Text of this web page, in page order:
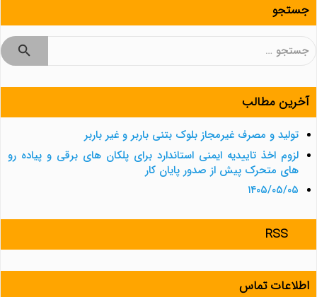
جستجو
جستجو
آخرین مطالب
تولید و مصرف غیرمجاز بلوک بتنی باربر و غیر باربر
لزوم اخذ تاییدیه ایمنی استاندارد برای پلکان های برقی و پیاده رو
های متحرک پیش از صدور پایان کار
۱۴۰۵/۰۵/۰۵
RSS
اطلاعات تماس